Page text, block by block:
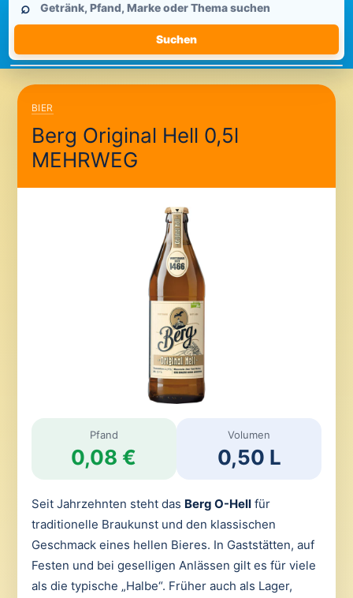
durchsuchen
⌕
Suchen
BIER
Berg Original Hell 0,5l
MEHRWEG
Pfand
0,08 €
Volumen
0,50 L
Seit Jahrzehnten steht das Berg O-Hellfür
traditionelle Braukunst und den klassischen
Geschmack eines hellen Bieres. In Gaststätten, auf
Festen und bei geselligen Anlässen gilt es für viele
als die typische „Halbe“. Früher auch als Lager,